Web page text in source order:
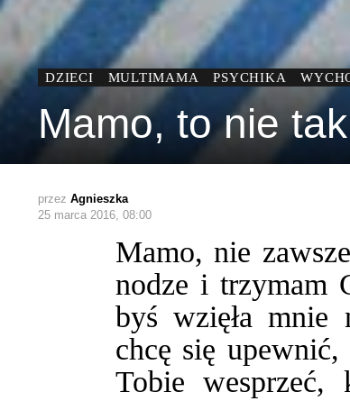
DZIECI MULTIMAMA PSYCHIKA
Mamo, to nie
przez Agnieszka
25 marca 2016, 08:00
Mamo, nie
nodze i trzymam
byś wzięła mnie
chcę się
Tobie